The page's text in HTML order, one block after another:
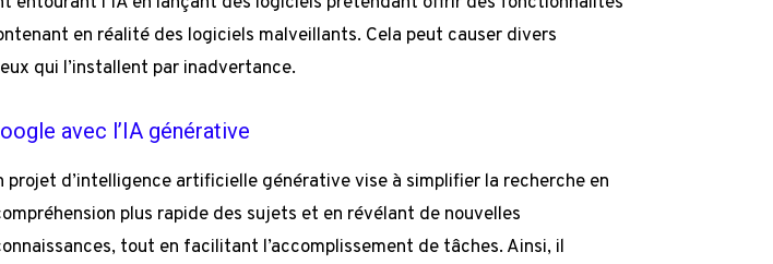
en réalité des logiciels malveillants. Cela peut causer divers
qui l’installent par inadvertance.
avec l’IA générative
projet d’intelligence artificielle générative vise à simplifier la recherche en
plus rapide des sujets et en révélant de nouvelles
tout en facilitant l’accomplissement de tâches. Ainsi, il